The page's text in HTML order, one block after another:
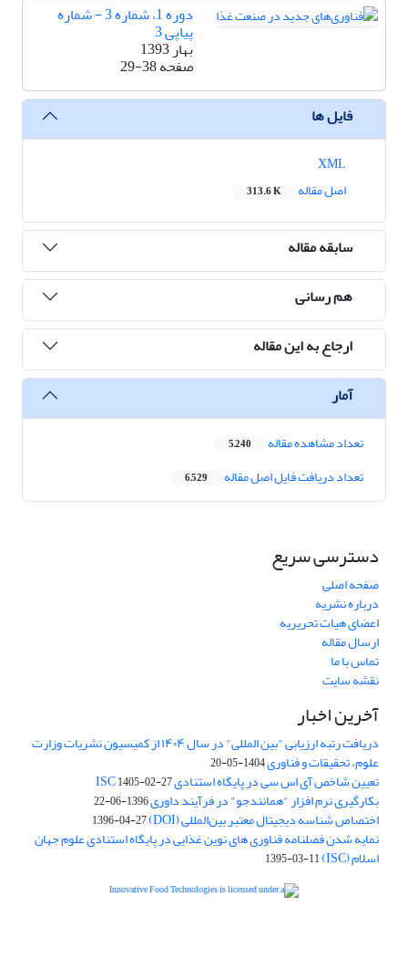
دوره 1، شماره 3 - شماره
پیاپی 3
بهار 1393
صفحه29-38
فایل ها
اصل مقاله
313.6 K
سابقه مقاله
هم رسانی
ارجاع به این مقاله
آمار
تعداد مشاهده مقاله 5,240
تعداد دریافت فایل اصل مقاله 6,529
دسترسی سریع
صفحه اصلی
درباره نشریه
اعضای هیات تحریریه
ارسال مقاله
تماس با ما
نقشه سایت
آخرین اخبار
دریافت رتبه ارزیابی "بین المللی" در سال ۱۴۰۴ از کمیسیون نشریات وزارت
علوم، تحقیقات و فناوری1404-05-20
تعیین شاخص آی اس سی در پایگاه استنادی ISC1405-02-27
بکارگیری نرم افزار "همانندجو" در فرآیند داوری1396-06-22
اختصاص شناسه دیجیتال معتبر بین‌المللی (DOI) 1396-04-27
نمایه شدن فصلنامه فناوری های نوین غذایی در پایگاه استنادی علوم جهان
اسلام (ISC) 1395-03-11